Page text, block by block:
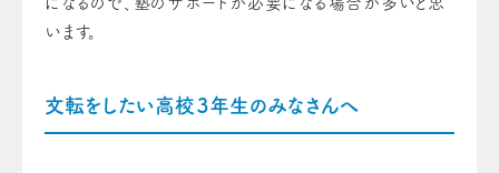
います。
文転をしたい高校３年生のみなさんへ